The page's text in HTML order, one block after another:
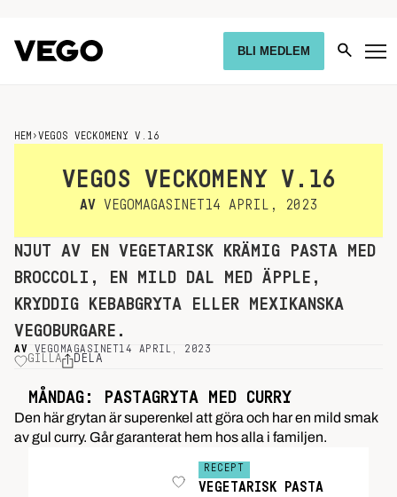
BLI MEDLEM
HEM ›VEGOS VECKOMENY V.16
VEGOS VECKOMENY V.16
AV VEGOMAGASINET 14 APRIL, 2023
NJUT AV EN VEGETARISK KRÄMIG PASTA MED
BROCCOLI, EN MILD DAL MED ÄPPLE,
KRYDDIG KEBABGRYTA ELLER MEXIKANSKA
VEGOBURGARE.
AV VEGOMAGASINET14 APRIL, 2023
GILLA DELA
MÅNDAG: PASTAGRYTA MED CURRY
Den här grytan är superenkel att göra och har en mild smak
av gul curry. Går garanterat hem hos alla i familjen.
RECEPT
VEGETARISK PASTA